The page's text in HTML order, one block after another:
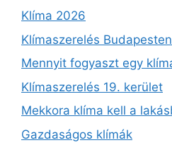
Klíma 2026
Klímaszerelés
Mennyit fogyaszt egy
Klímaszerelés 19. kerület
Mekkora klíma kell a
Gazdaságos klímák